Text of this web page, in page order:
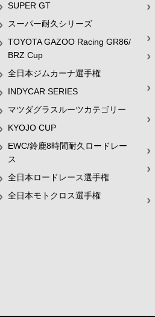
SUPER GT
スーパー耐久シリーズ
TOYOTA GAZOO Racing GR86/
BRZ Cup
全日本ジムカーナ選手権
INDYCAR SERIES
マツダグラスルーツカテゴリー
KYOJO CUP
EWC/鈴鹿8時間耐久ロードレー
ス
全日本ロードレース選手権
全日本モトクロス選手権